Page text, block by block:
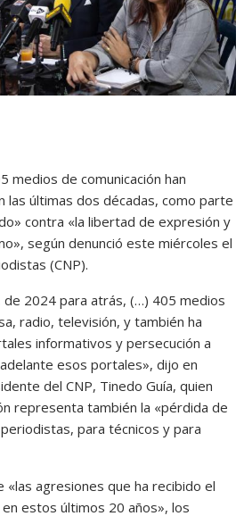
medios de comunicación han
las últimas dos décadas, como parte
contra «la libertad de expresión y
según denunció este miércoles el
(CNP).
de 2024 para atrás, (…) 405 medios
radio, televisión, y también ha
informativos y persecución a
esos portales», dijo en
del CNP, Tinedo Guía, quien
representa también la «pérdida de
para técnicos y para
«las agresiones que ha recibido el
estos últimos 20 años», los